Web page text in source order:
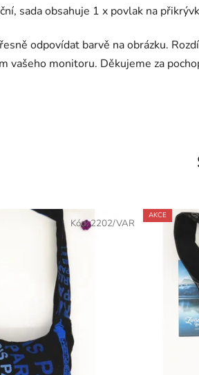
sada obsahuje 1 x povlak na
odpovídat barvě na obrázku.
vašeho monitoru. Děkujeme za
Kód:2202/VAR
AKCE